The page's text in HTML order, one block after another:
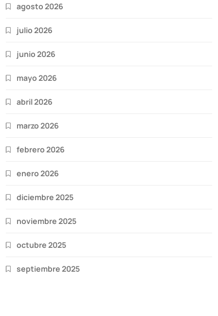
agosto 2026
julio 2026
junio 2026
mayo 2026
abril 2026
marzo 2026
febrero 2026
enero 2026
diciembre 2025
noviembre 2025
octubre 2025
septiembre 2025